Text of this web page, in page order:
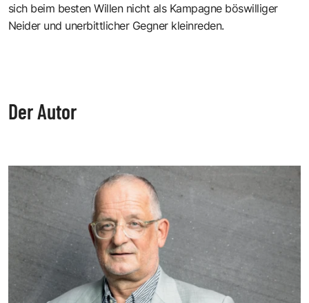
sich beim besten Willen nicht als Kampagne böswilliger
Neider und unerbittlicher Gegner kleinreden.
Der Autor